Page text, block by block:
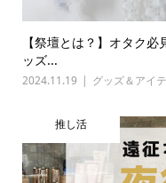
【祭壇とは？】オタク
ッズ...
2024.11.19 グッズ＆アイ
推し活